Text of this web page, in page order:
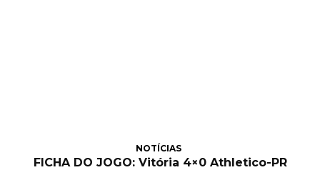
NOTÍCIAS
FICHA DO JOGO: Vitória 4×0 Athletico-PR